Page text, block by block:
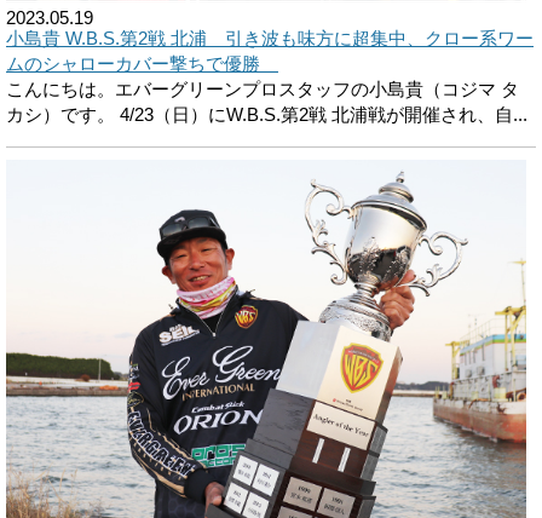
2023.05.19
小島貴 W.B.S.第2戦 北浦 引き波も味方に超集中、クロー系ワー
ムのシャローカバー撃ちで優勝
こんにちは。エバーグリーンプロスタッフの小島貴（コジマ タ
カシ）です。 4/23（日）にW.B.S.第2戦 北浦戦が開催され、自...